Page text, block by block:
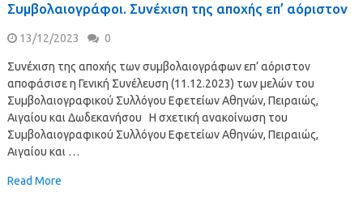
Συμβολαιογράφοι. Συνέχιση της αποχής επ’ αόριστον
13/12/2023 0
Συνέχιση της αποχής των συμβολαιογράφων επ’ αόριστον
αποφάσισε η Γενική Συνέλευση (11.12.2023) των μελών του
Συμβολαιογραφικού Συλλόγου Εφετείων Αθηνών, Πειραιώς,
Αιγαίου και Δωδεκανήσου Η σχετική ανακοίνωση του
Συμβολαιογραφικού Συλλόγου Εφετείων Αθηνών, Πειραιώς,
Αιγαίου και …
Read More